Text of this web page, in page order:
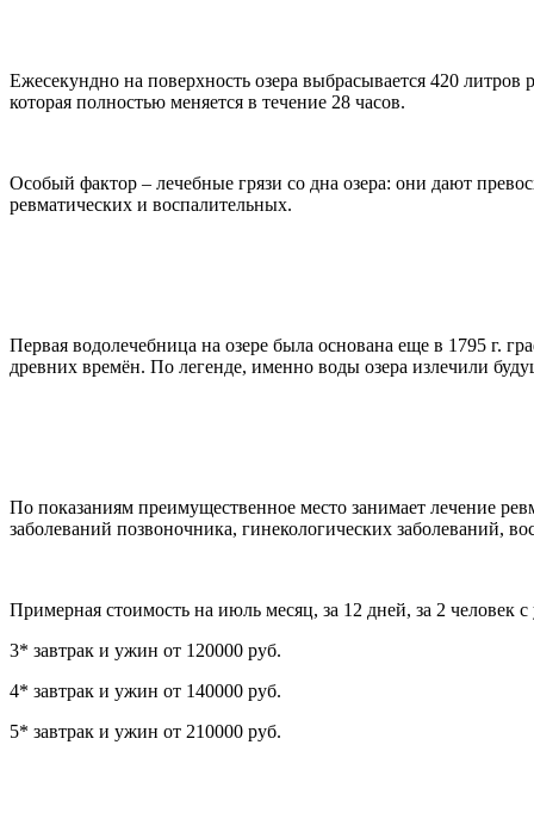
Ежесекундно на поверхность озера выбрасывается 420
которая полностью меняется в течение 28 часов.
Особый фактор – лечебные грязи со дна озера: они дают
ревматических и воспалительных.
Первая водолечебница на озере была основана еще в 1795 г.
древних времён. По легенде, именно воды озера излечили
По показаниям преимущественное место занимает лечение
заболеваний позвоночника, гинекологических заболеваний,
Примерная стоимость на июль месяц, за 12 дней, за 2 человек с
3* завтрак и ужин от 120000 руб.
4* завтрак и ужин от 140000 руб.
5* завтрак и ужин от 210000 руб.